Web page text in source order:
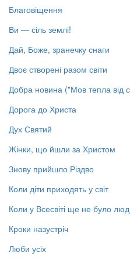
Благовіщення
Ви — сіль землі!
Дай, Боже, зранечку снаги
Двоє створені разом світи
Добра новина ("Мов тепла від
Дорога до Христа
Дух Святий
Жінки, що йшли за Христом
Знову прийшло Різдво
Коли діти приходять у світ
Коли у Всесвіті ще не було
Кроки назустріч
Люби усіх